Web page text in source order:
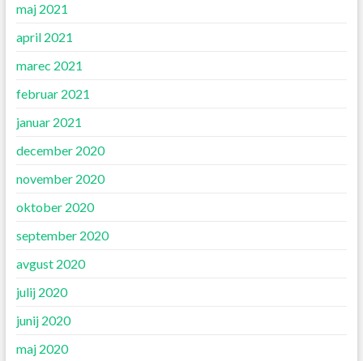
maj 2021
april 2021
marec 2021
februar 2021
januar 2021
december 2020
november 2020
oktober 2020
september 2020
avgust 2020
julij 2020
junij 2020
maj 2020